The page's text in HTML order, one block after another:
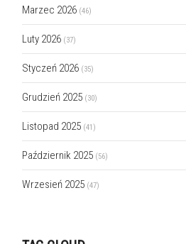
Marzec 2026 (46)
Luty 2026 (37)
Styczeń 2026 (35)
Grudzień 2025 (30)
Listopad 2025 (41)
Październik 2025 (56)
Wrzesień 2025 (47)